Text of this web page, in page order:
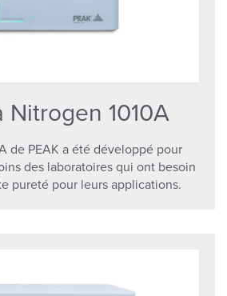
Nitrogen 1010A
de PEAK a été développé pour
des laboratoires qui ont besoin
pureté pour leurs applications.